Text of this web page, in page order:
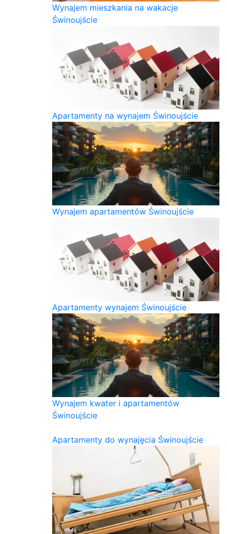
Wynajem mieszkania na wakacje
Świnoujście
Apartamenty na wynajem Świnoujście
Wynajem apartamentów Świnoujście
Apartamenty wynajem Świnoujście
Wynajem kwater i apartamentów
Świnoujście
Apartamenty do wynajęcia Świnoujście